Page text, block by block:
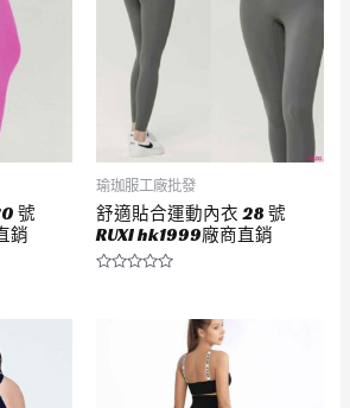
號
銷
瑜珈服工廠批發
舒適貼合運動內衣 28 號
RUXI hk1999廠商直銷